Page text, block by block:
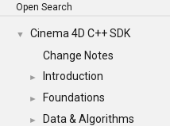
Open Search
▼
Cinema 4D C++ SDK
Change Notes
► Introduction
► Foundations
► Data & Algorithms